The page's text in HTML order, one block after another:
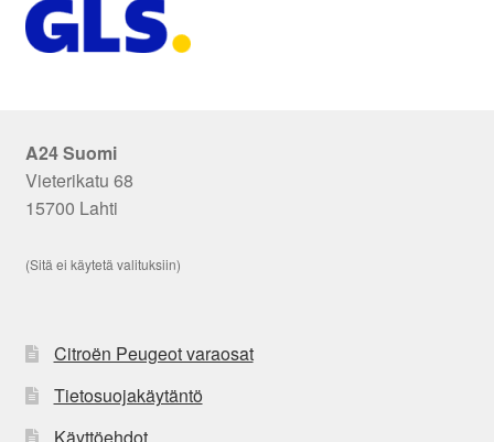
A24 Suomi
Vieterikatu 68
15700 Lahti
(Sitä ei käytetä valituksiin)
Citroën Peugeot varaosat
Tietosuojakäytäntö